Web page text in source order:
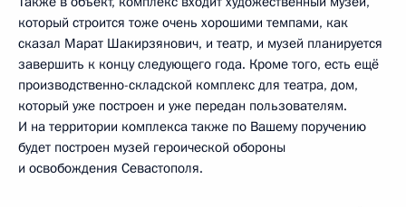
который строится тоже очень хорошими темпами, как
сказал Марат Шакирзянович, и театр, и музей планируется
завершить к концу следующего года. Кроме того, есть ещё
производственно-складской комплекс для театра, дом,
который уже построен и уже передан пользователям.
И на территории комплекса также по Вашему поручению
будет построен музей героической обороны
и освобождения Севастополя.